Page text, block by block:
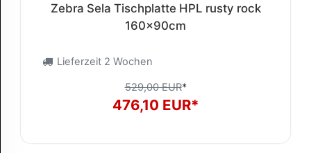
Zebra Sela Tischplatte HPL rusty rock
160x90cm
Lieferzeit 2 Wochen
529,00 EUR*
476,10 EUR*